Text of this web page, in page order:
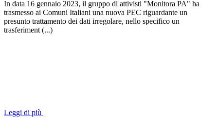
In data 16 gennaio 2023, il gruppo di attivisti "Monitora PA" ha
trasmesso ai Comuni Italiani una nuova PEC riguardante un
presunto trattamento dei dati irregolare, nello specifico un
trasferiment (...)
Leggi di più